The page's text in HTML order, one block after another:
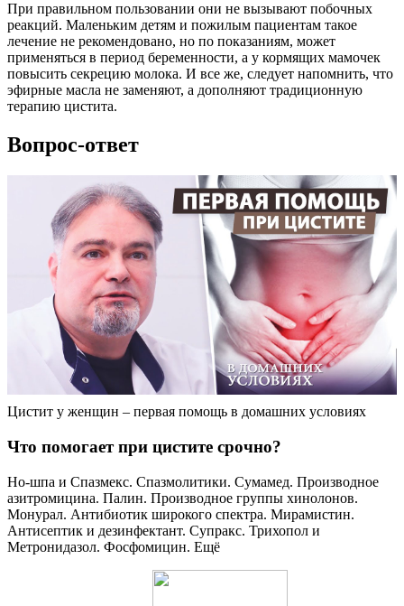
При правильном пользовании они не вызывают побочных
реакций. Маленьким детям и пожилым пациентам такое
лечение не рекомендовано, но по показаниям, может
применяться в период беременности, а у кормящих мамочек
повысить секрецию молока. И все же, следует напомнить, что
эфирные масла не заменяют, а дополняют традиционную
терапию цистита.
Вопрос-ответ
Цистит у женщин – первая помощь в домашних условиях
Что помогает при цистите срочно?
Но-шпа и Спазмекс. Спазмолитики. Сумамед. Производное
азитромицина. Палин. Производное группы хинолонов.
Монурал. Антибиотик широкого спектра. Мирамистин.
Антисептик и дезинфектант. Супракс. Трихопол и
Метронидазол. Фосфомицин. Ещё